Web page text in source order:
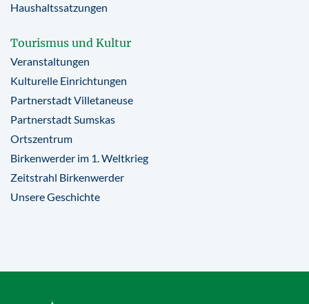
Haushaltssatzungen
Tourismus und Kultur
Veranstaltungen
Kulturelle Einrichtungen
Partnerstadt Villetaneuse
Partnerstadt Sumskas
Ortszentrum
Birkenwerder im 1. Weltkrieg
Zeitstrahl Birkenwerder
Unsere Geschichte